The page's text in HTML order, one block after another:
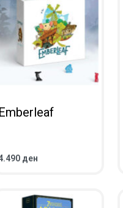
Emberleaf
ден
КОШНИЧКА